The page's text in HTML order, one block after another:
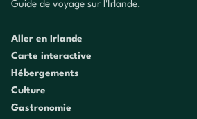
Guide de voyage sur l'Irlande.
Aller en Irlande
Carte interactive
Hébergements
Culture
Gastronomie